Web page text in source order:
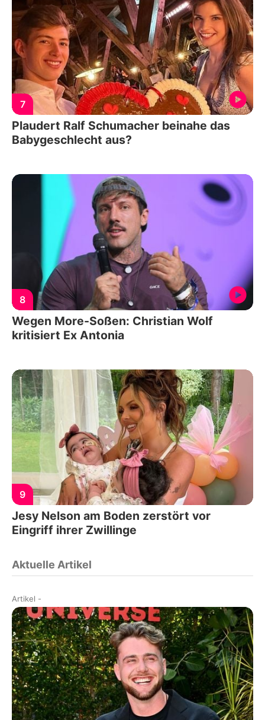
7
Plaudert Ralf Schumacher beinahe das
Babygeschlecht aus?
8
Wegen More-Soßen: Christian Wolf
kritisiert Ex Antonia
9
Jesy Nelson am Boden zerstört vor
Eingriff ihrer Zwillinge
Aktuelle Artikel
Artikel -